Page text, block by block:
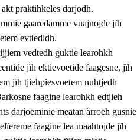
praktihkeles darjodh.
gaaredamme vuajnojde jïh
evtiedidh.
vedtedh guktie learohkh
jïh ektievoetide faagesne, jïh
jïh tjiehpiesvoetem nuhtjedh
faagine learohkh edtjieh
darjoeminie meatan årroeh gusnie
faagine lea maahtojde jïh